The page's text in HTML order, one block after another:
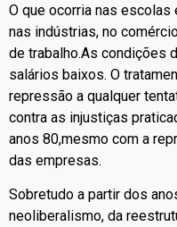
O que ocorria nas escolas
nas indústrias, no
de trabalho.As condições
salários baixos. O
repressão a qualquer
contra as injustiças
anos 80,mesmo com a
das empresas.
Sobretudo a partir dos
neoliberalismo, da